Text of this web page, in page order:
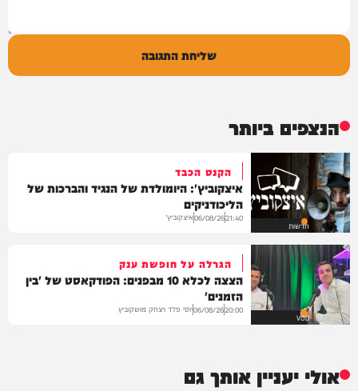
שליחת התגובה
הנצפים ביותר
חדשות
הקנס הכבד
איצקוביץ': היומולדת של הנגיד והברכות של
הליכודניקים
21:40
06/08/26איצקוביץ'
VOD
הגרלה על חופשת ענק
הצצה לכלא 10 מבפנים: הפודקאסט של 'בין
הזמנים'
20:00
06/08/26יוסי פלד ויצחק מושקוביץ
אולי יעניין אותך גם